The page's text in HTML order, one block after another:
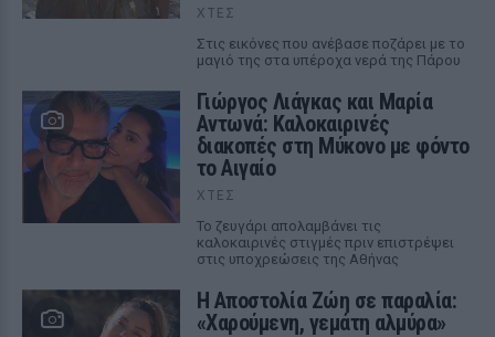
ΧΤΕΣ
Στις εικόνες που ανέβασε ποζάρει με το
μαγιό της στα υπέροχα νερά της Πάρου
Γιώργος Λιάγκας και Μαρία
Αντωνά: Καλοκαιρινές
διακοπές στη Μύκονο με φόντο
το Αιγαίο
ΧΤΕΣ
Το ζευγάρι απολαμβάνει τις
καλοκαιρινές στιγμές πριν επιστρέψει
στις υποχρεώσεις της Αθήνας
Η Αποστολία Ζώη σε παραλία:
«Χαρούμενη, γεμάτη αλμύρα»